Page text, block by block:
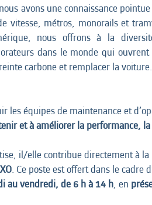
avons une connaissance
vitesse, métros, monorails et
nous offrons à la
dans le monde qui
carbone et remplacer la voiture.
les équipes de maintenance et
et à améliorer la performance,
il/elle contribue directement à
. Ce poste est offert dans le cadre
au vendredi, de 6 h à 14 h, en